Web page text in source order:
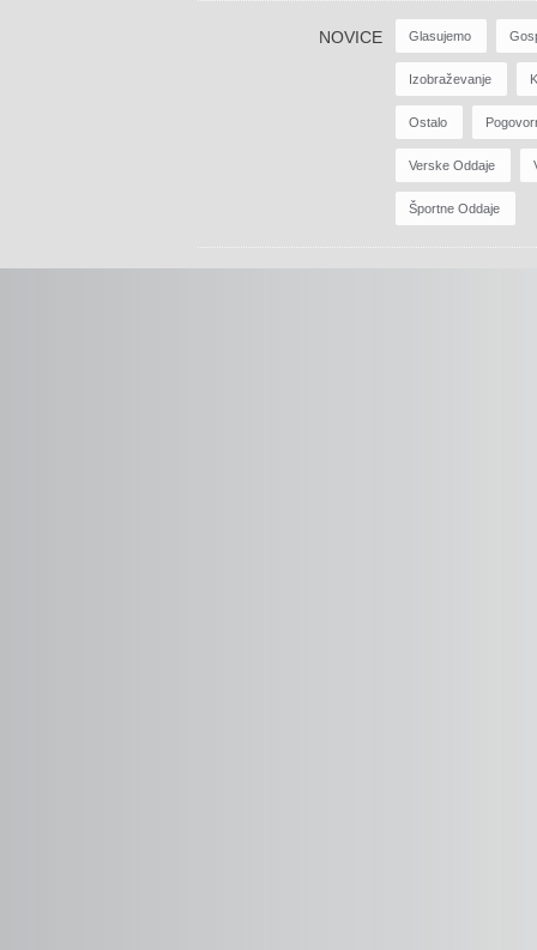
NOVICE Glasujemo
Izobraževanje
Ostalo
Verske Oddaje
Športne Oddaje